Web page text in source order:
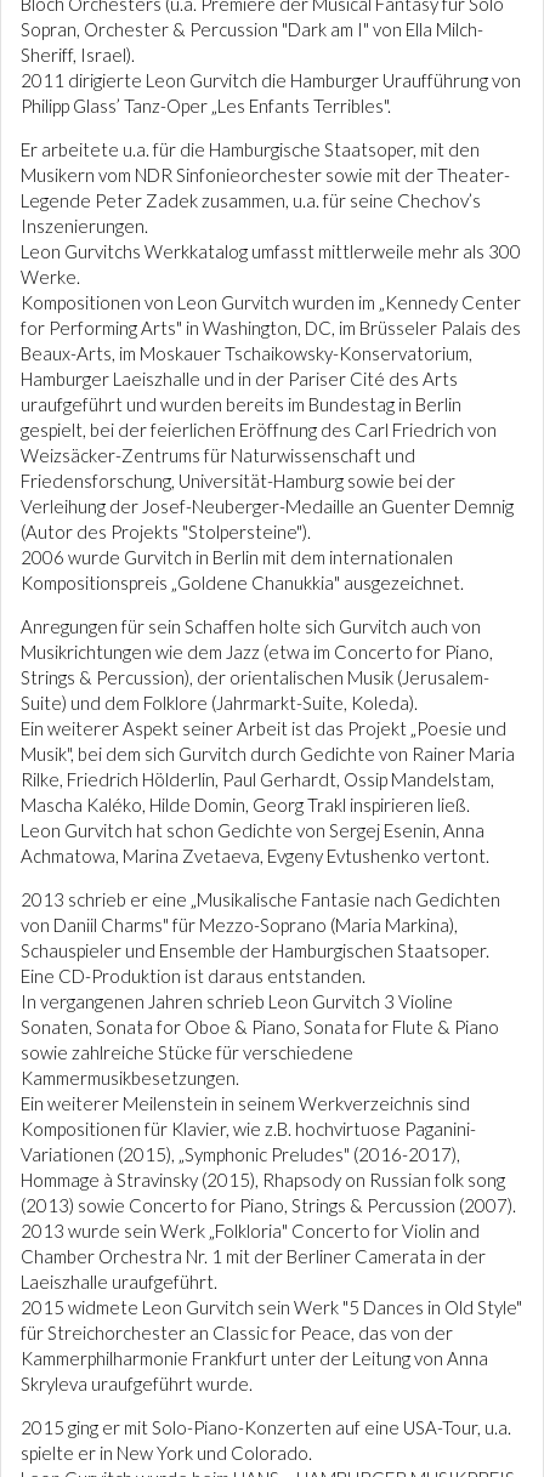
Sopran, Orchester & Percussion "Dark am I" von Ella Milch-
Sheriff, Israel).
2011 dirigierte Leon Gurvitch die Hamburger Uraufführung von
Philipp Glass’ Tanz-Oper „Les Enfants Terribles".
Er arbeitete u.a. für die Hamburgische Staatsoper, mit den
Musikern vom NDR Sinfonieorchester sowie mit der Theater-
Legende Peter Zadek zusammen, u.a. für seine Chechov’s
Inszenierungen.
Leon Gurvitchs Werkkatalog umfasst mittlerweile mehr als 300
Werke.
Kompositionen von Leon Gurvitch wurden im „Kennedy Center
for Performing Arts" in Washington, DC, im Brüsseler Palais des
Beaux-Arts, im Moskauer Tschaikowsky-Konservatorium,
Hamburger Laeiszhalle und in der Pariser Cité des Arts
uraufgeführt und wurden bereits im Bundestag in Berlin
gespielt, bei der feierlichen Eröffnung des Carl Friedrich von
Weizsäcker-Zentrums für Naturwissenschaft und
Friedensforschung, Universität-Hamburg sowie bei der
Verleihung der Josef-Neuberger-Medaille an Guenter Demnig
(Autor des Projekts "Stolpersteine").
2006 wurde Gurvitch in Berlin mit dem internationalen
Kompositionspreis „Goldene Chanukkia" ausgezeichnet.
Anregungen für sein Schaffen holte sich Gurvitch auch von
Musikrichtungen wie dem Jazz (etwa im Concerto for Piano,
Strings & Percussion), der orientalischen Musik (Jerusalem-
Suite) und dem Folklore (Jahrmarkt-Suite, Koleda).
Ein weiterer Aspekt seiner Arbeit ist das Projekt „Poesie und
Musik", bei dem sich Gurvitch durch Gedichte von Rainer Maria
Rilke, Friedrich Hölderlin, Paul Gerhardt, Ossip Mandelstam,
Mascha Kaléko, Hilde Domin, Georg Trakl inspirieren ließ.
Leon Gurvitch hat schon Gedichte von Sergej Esenin, Anna
Achmatowa, Marina Zvetaeva, Evgeny Evtushenko vertont.
2013 schrieb er eine „Musikalische Fantasie nach Gedichten
von Daniil Charms" für Mezzo-Soprano (Maria Markina),
Schauspieler und Ensemble der Hamburgischen Staatsoper.
Eine CD-Produktion ist daraus entstanden.
In vergangenen Jahren schrieb Leon Gurvitch 3 Violine
Sonaten, Sonata for Oboe & Piano, Sonata for Flute & Piano
sowie zahlreiche Stücke für verschiedene
Kammermusikbesetzungen.
Ein weiterer Meilenstein in seinem Werkverzeichnis sind
Kompositionen für Klavier, wie z.B. hochvirtuose Paganini-
Variationen (2015), „Symphonic Preludes" (2016-2017),
Hommage à Stravinsky (2015), Rhapsody on Russian folk song
(2013) sowie Concerto for Piano, Strings & Percussion (2007).
2013 wurde sein Werk „Folkloria" Concerto for Violin and
Chamber Orchestra Nr. 1 mit der Berliner Camerata in der
Laeiszhalle uraufgeführt.
2015 widmete Leon Gurvitch sein Werk "5 Dances in Old Style"
für Streichorchester an Classic for Peace, das von der
Kammerphilharmonie Frankfurt unter der Leitung von Anna
Skryleva uraufgeführt wurde.
2015 ging er mit Solo-Piano-Konzerten auf eine USA-Tour, u.a.
spielte er in New York und Colorado.